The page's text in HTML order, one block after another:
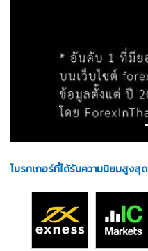
โบรกเกอร์ที่ได้รับความนิยมสูงสุด